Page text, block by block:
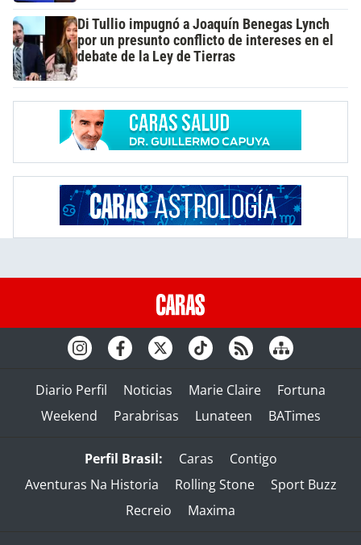
Di Tullio impugnó a Joaquín Benegas Lynch
por un presunto conflicto de intereses en el
debate de la Ley de Tierras
Diario Perfil Noticias Marie Claire
Fortuna
Weekend
Parabrisas Lunateen BATimes
Perfil Brasil: Caras
Contigo
Aventuras Na Historia
Rolling Stone
Sport Buzz
Recreio
Maxima